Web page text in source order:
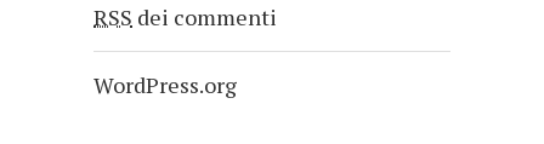
RSS dei commenti
WordPress.org